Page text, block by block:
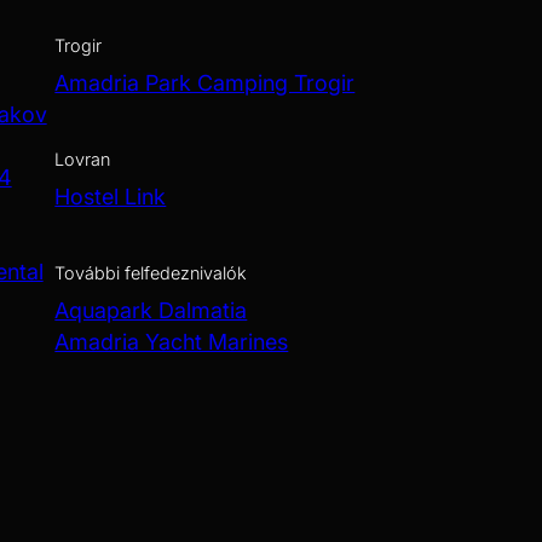
Trogir
Amadria Park Camping Trogir
Lovran
Hostel Link
További felfedeznivalók
Aquapark Dalmatia
Amadria Yacht Marines